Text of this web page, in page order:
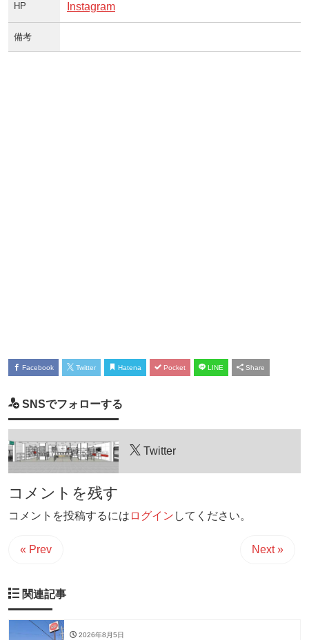
HP Instagram
備考
Facebook Twitter Hatena Pocket LINE Share
SNSでフォローする
Twitter
コメントを残す
コメントを投稿するには ログイン してください。
« Prev Next »
関連記事
2026年8月5日